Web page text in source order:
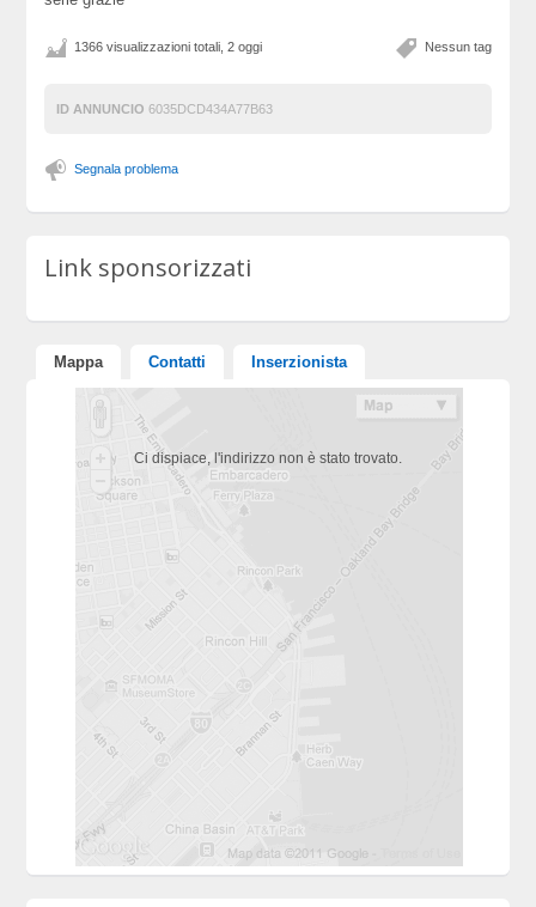
Nessun tag
1366 visualizzazioni totali, 2 oggi
ID ANNUNCIO 6035DCD434A77B63
Segnala problema
Link sponsorizzati
Mappa Contatti Inserzionista
Ci dispiace, l'indirizzo non è stato trovato.